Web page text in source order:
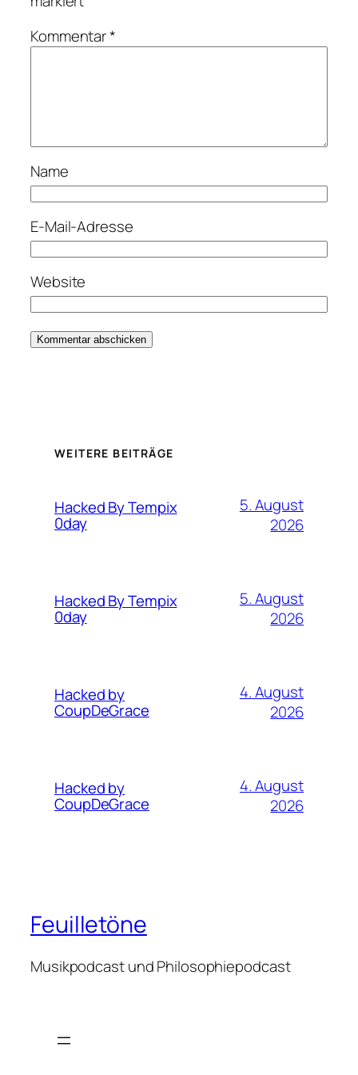
Kommentar*
Name
E-Mail-Adresse
Website
WEITERE BEITRÄGE
Hacked By Tempix
0day
5. August
2026
Hacked By Tempix
0day
5. August
2026
Hacked by
CoupDeGrace
4. August
2026
Hacked by
CoupDeGrace
4. August
2026
Feuilletöne
Musikpodcast und Philosophiepodcast